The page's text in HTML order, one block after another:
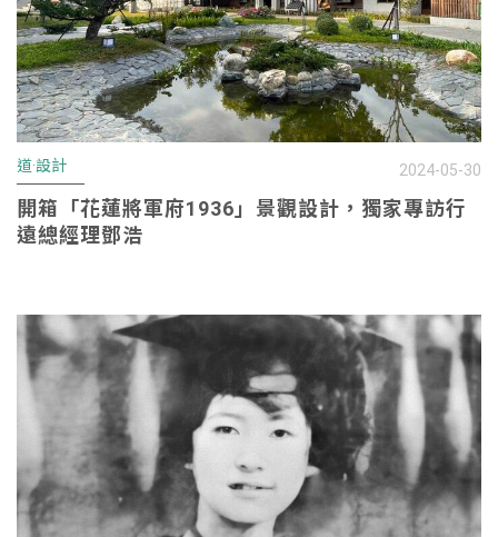
道·設計 2024-05-30
開箱「花蓮將軍府1936」景觀設計，獨家專訪行
遠總經理鄧浩